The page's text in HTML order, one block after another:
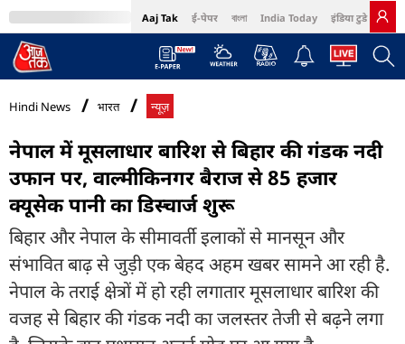
Aaj Tak ई-पेपर বাংলা India Today इंडिया टुडे हिंदी
MumbaiTak Cosmopolitan Harper's Bazaar Northeast
Hindi News भारत न्यूज़
नेपाल में मूसलाधार बारिश से बिहार की गंडक नदी
उफान पर, वाल्मीकिनगर बैराज से 85 हजार
क्यूसेक पानी का डिस्चार्ज शुरू
बिहार और नेपाल के सीमावर्ती इलाकों से मानसून और
संभावित बाढ़ से जुड़ी एक बेहद अहम खबर सामने आ रही है.
नेपाल के तराई क्षेत्रों में हो रही लगातार मूसलाधार बारिश की
वजह से बिहार की गंडक नदी का जलस्तर तेजी से बढ़ने लगा